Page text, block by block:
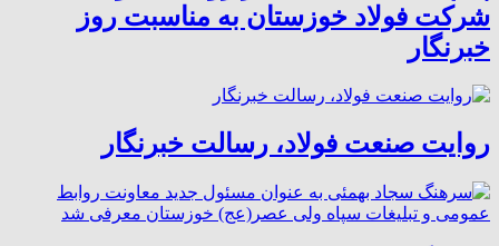
شرکت فولاد خوزستان به مناسبت روز
خبرنگار
روایت صنعت فولاد،‌ رسالت خبرنگار